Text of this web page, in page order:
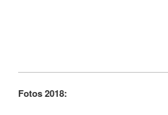
Fotos 2018: